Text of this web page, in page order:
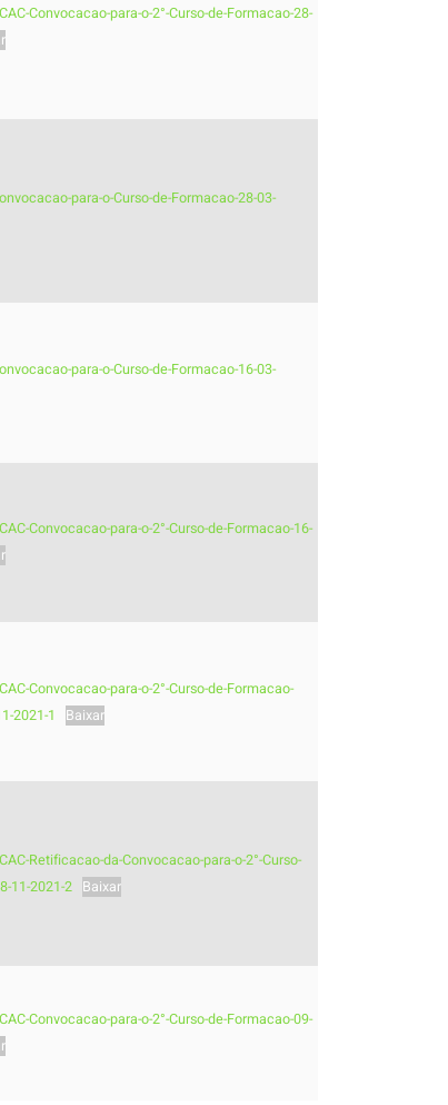
Convocacao-para-o-2°-Curso-de-Formacao-28-
para-o-Curso-de-Formacao-28-03-
para-o-Curso-de-Formacao-16-03-
Convocacao-para-o-2°-Curso-de-Formacao-16-
Convocacao-para-o-2°-Curso-de-Formacao-
2021-1
Baixar
Retificacao-da-Convocacao-para-o-2°-Curso-
11-2021-2 Baixar
Convocacao-para-o-2°-Curso-de-Formacao-09-